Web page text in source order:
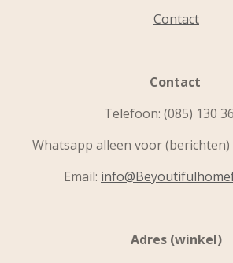
Contact
Contact
Telefoon: (085) 130
Whatsapp alleen voor (berichten)
Email:
Adres (winkel)